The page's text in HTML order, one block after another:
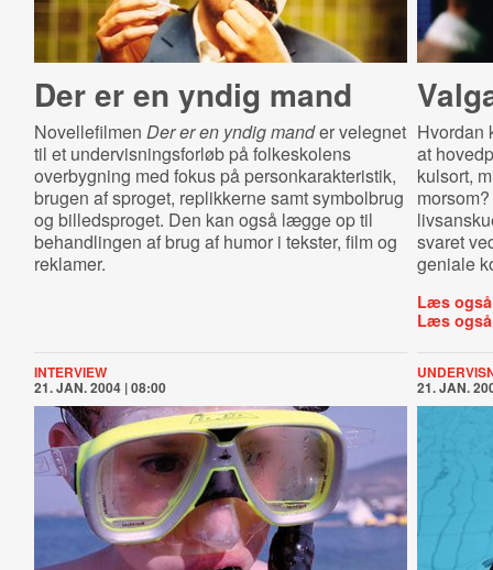
Der er en yndig mand
Novellefilmen Der er en yndig mander velegnet
til et undervisningsforløb på folkeskolens
overbygning med fokus på personkarakteristik,
brugen af sproget, replikkerne samt symbolbrug
og billedsproget. Den kan også lægge op til
behandlingen af brug af humor i tekster, film og
reklamer.
Hvordan
at
kulsort,
svaret
geniale
Læs
Læs
INTERVIEW
21. JAN. 2004 | 08:00 21. JAN.